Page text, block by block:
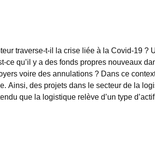
traverse-t-il la crise liée à la Covid-19
qu’il y a des fonds propres nouveaux
voire des annulations ? Dans ce
Ainsi, des projets dans le secteur de la
que la logistique relève d’un type